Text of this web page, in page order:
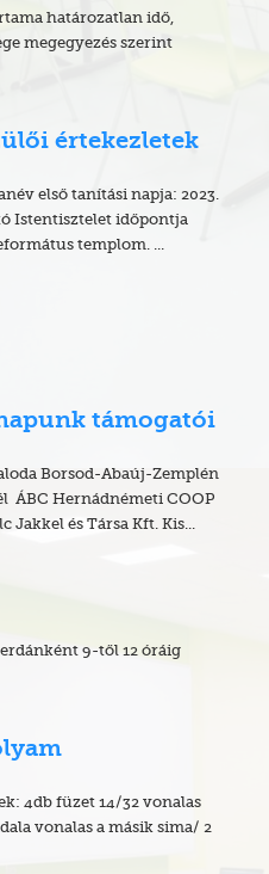
határozatlan idő,
megegyezés szerint
értekezletek
első tanítási napja: 2023.
Istentisztelet időpontja
templom. ...
támogatói
Borsod-Abaúj-Zemplén
ÁBC Hernádnémeti COOP
és Társa Kft. Kis...
9-től 12 óráig
4db füzet 14/32 vonalas
vonalas a másik sima/ 2